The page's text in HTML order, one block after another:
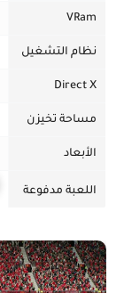
VRam
نظام التشغيل
Direct X
مساحة تخيزن
الأبعاد
اللعبة مدفوعة